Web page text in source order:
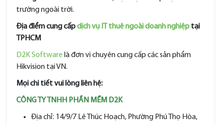
trường ngoài trời.
Địa điểm cung cấpdịch vụ IT thuê ngoài doanh nghiệp tại
TPHCM
D2K Software là đơn vị chuyên cung cấp các sản phẩm
Hikvision tại VN.
Mọi chi tiết vui lòng liên hệ:
CÔNG TY TNHH PHẦN MỀM D2K
Địa chỉ: 14/9/7 Lê Thúc Hoạch, Phường Phú Thọ Hòa,